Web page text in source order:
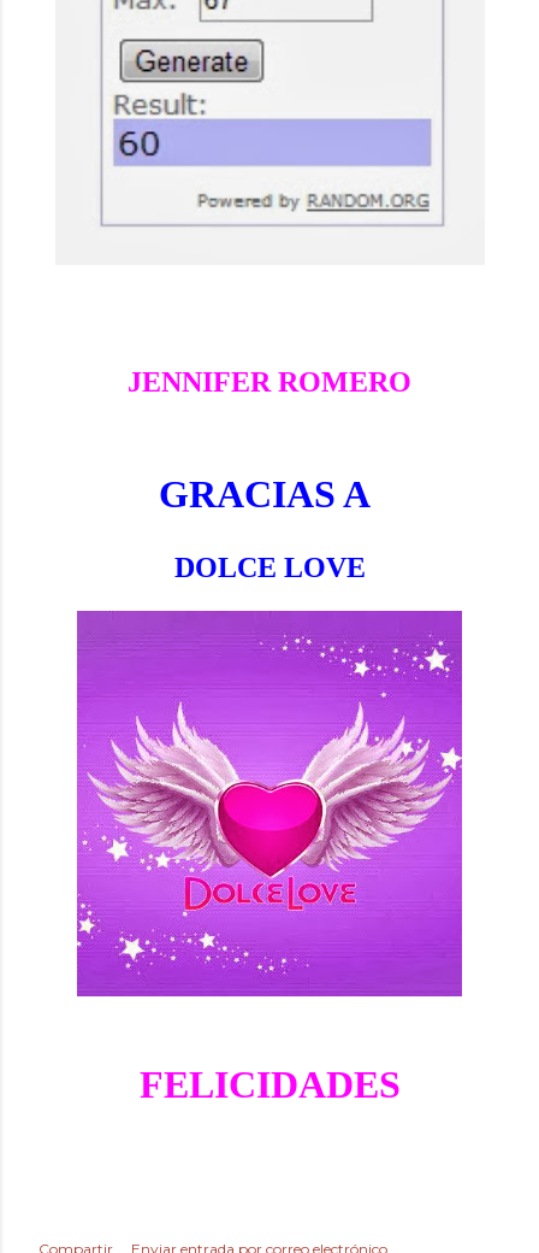
JENNIFER ROMERO
GRACIAS A
DOLCE LOVE
FELICIDADES
Compartir
Enviar entrada por correo electrónico